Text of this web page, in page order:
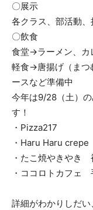
WEB〇展示
各クラス、部活動
〇飲食
食堂→ラーメン、カ
軽食→唐揚げ（まつ
ースなど準備中
今年は9/28（土）
す！
・Pizza217
・Haru Haru crepe
・たこ焼やきやき
・ココロトカフェ
詳細がわかりしだい